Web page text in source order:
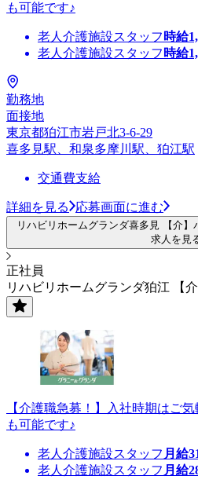
も可能です♪
老人介護施設スタッフ 時給
老人介護施設スタッフ 時給
勤務地
面接地
東京都狛江市岩戸北3-6-29
喜多見駅、和泉多摩川駅、狛江駅
交通費支給
詳細を見る 応募画面に進む
リハビリホームグランダ喜多見 【介
求人を見
正社員
リハビリホームグランダ狛江 【
【介護職急募！】入社時期はご
も可能です♪
老人介護施設スタッフ 月給
老人介護施設スタッフ 月給